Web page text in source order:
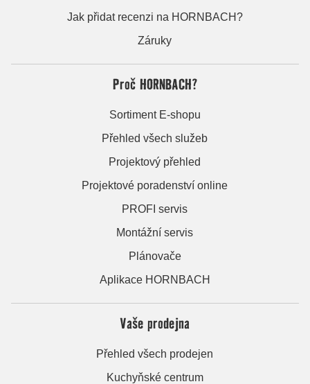
Jak přidat recenzi na HORNBACH?
Záruky
Proč HORNBACH?
Sortiment E-shopu
Přehled všech služeb
Projektový přehled
Projektové poradenství online
PROFI servis
Montážní servis
Plánovače
Aplikace HORNBACH
Vaše prodejna
Přehled všech prodejen
Kuchyňské centrum